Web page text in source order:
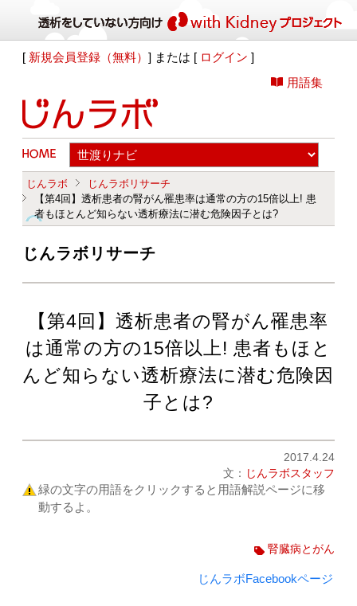
[ 新規会員登録（無料）] または [ ログイン ]
用語集
じんラボ
じんラボリサーチ
【第4回】透析患者の腎がん罹患率は通常の方の15倍以上! 患
者もほとんど知らない透析療法に潜む危険因子とは?
じんラボリサーチ
【第4回】透析患者の腎がん罹患率
は通常の方の15倍以上! 患者もほと
んど知らない透析療法に潜む危険因
子とは?
2017.4.24
文： じんラボスタッフ
緑の文字の用語をクリックすると用語解説ページに移
動するよ。
腎臓病とがん
じんラボFacebookページ